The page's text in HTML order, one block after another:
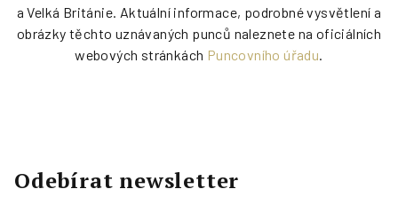
a Velká Británie. Aktuální informace, podrobné vysvětlení a
obrázky těchto uznávaných punců naleznete na oficiálních
webových stránkách Puncovního úřadu.
Odebírat newsletter